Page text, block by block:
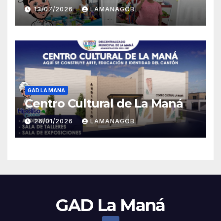
13/07/2026 LAMANAGOB
GAD LA MANA
Centro Cultural de La Maná
26/01/2026 LAMANAGOB
GAD La Maná